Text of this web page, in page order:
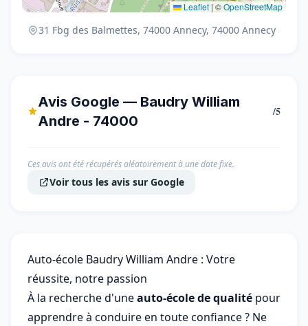
Leaflet|©OpenStreetMap
31 Fbg des Balmettes, 74000 Annecy, 74000 Annecy
Avis Google — Baudry William
Andre - 74000
/5
Ces avis ont été récupérés aléatoirement à une date fixe.
Voir tous les avis sur Google
Auto-école Baudry William Andre : Votre
réussite, notre passion
À la recherche d'uneauto-école de qualité pour
apprendre à conduire en toute confiance ? Ne